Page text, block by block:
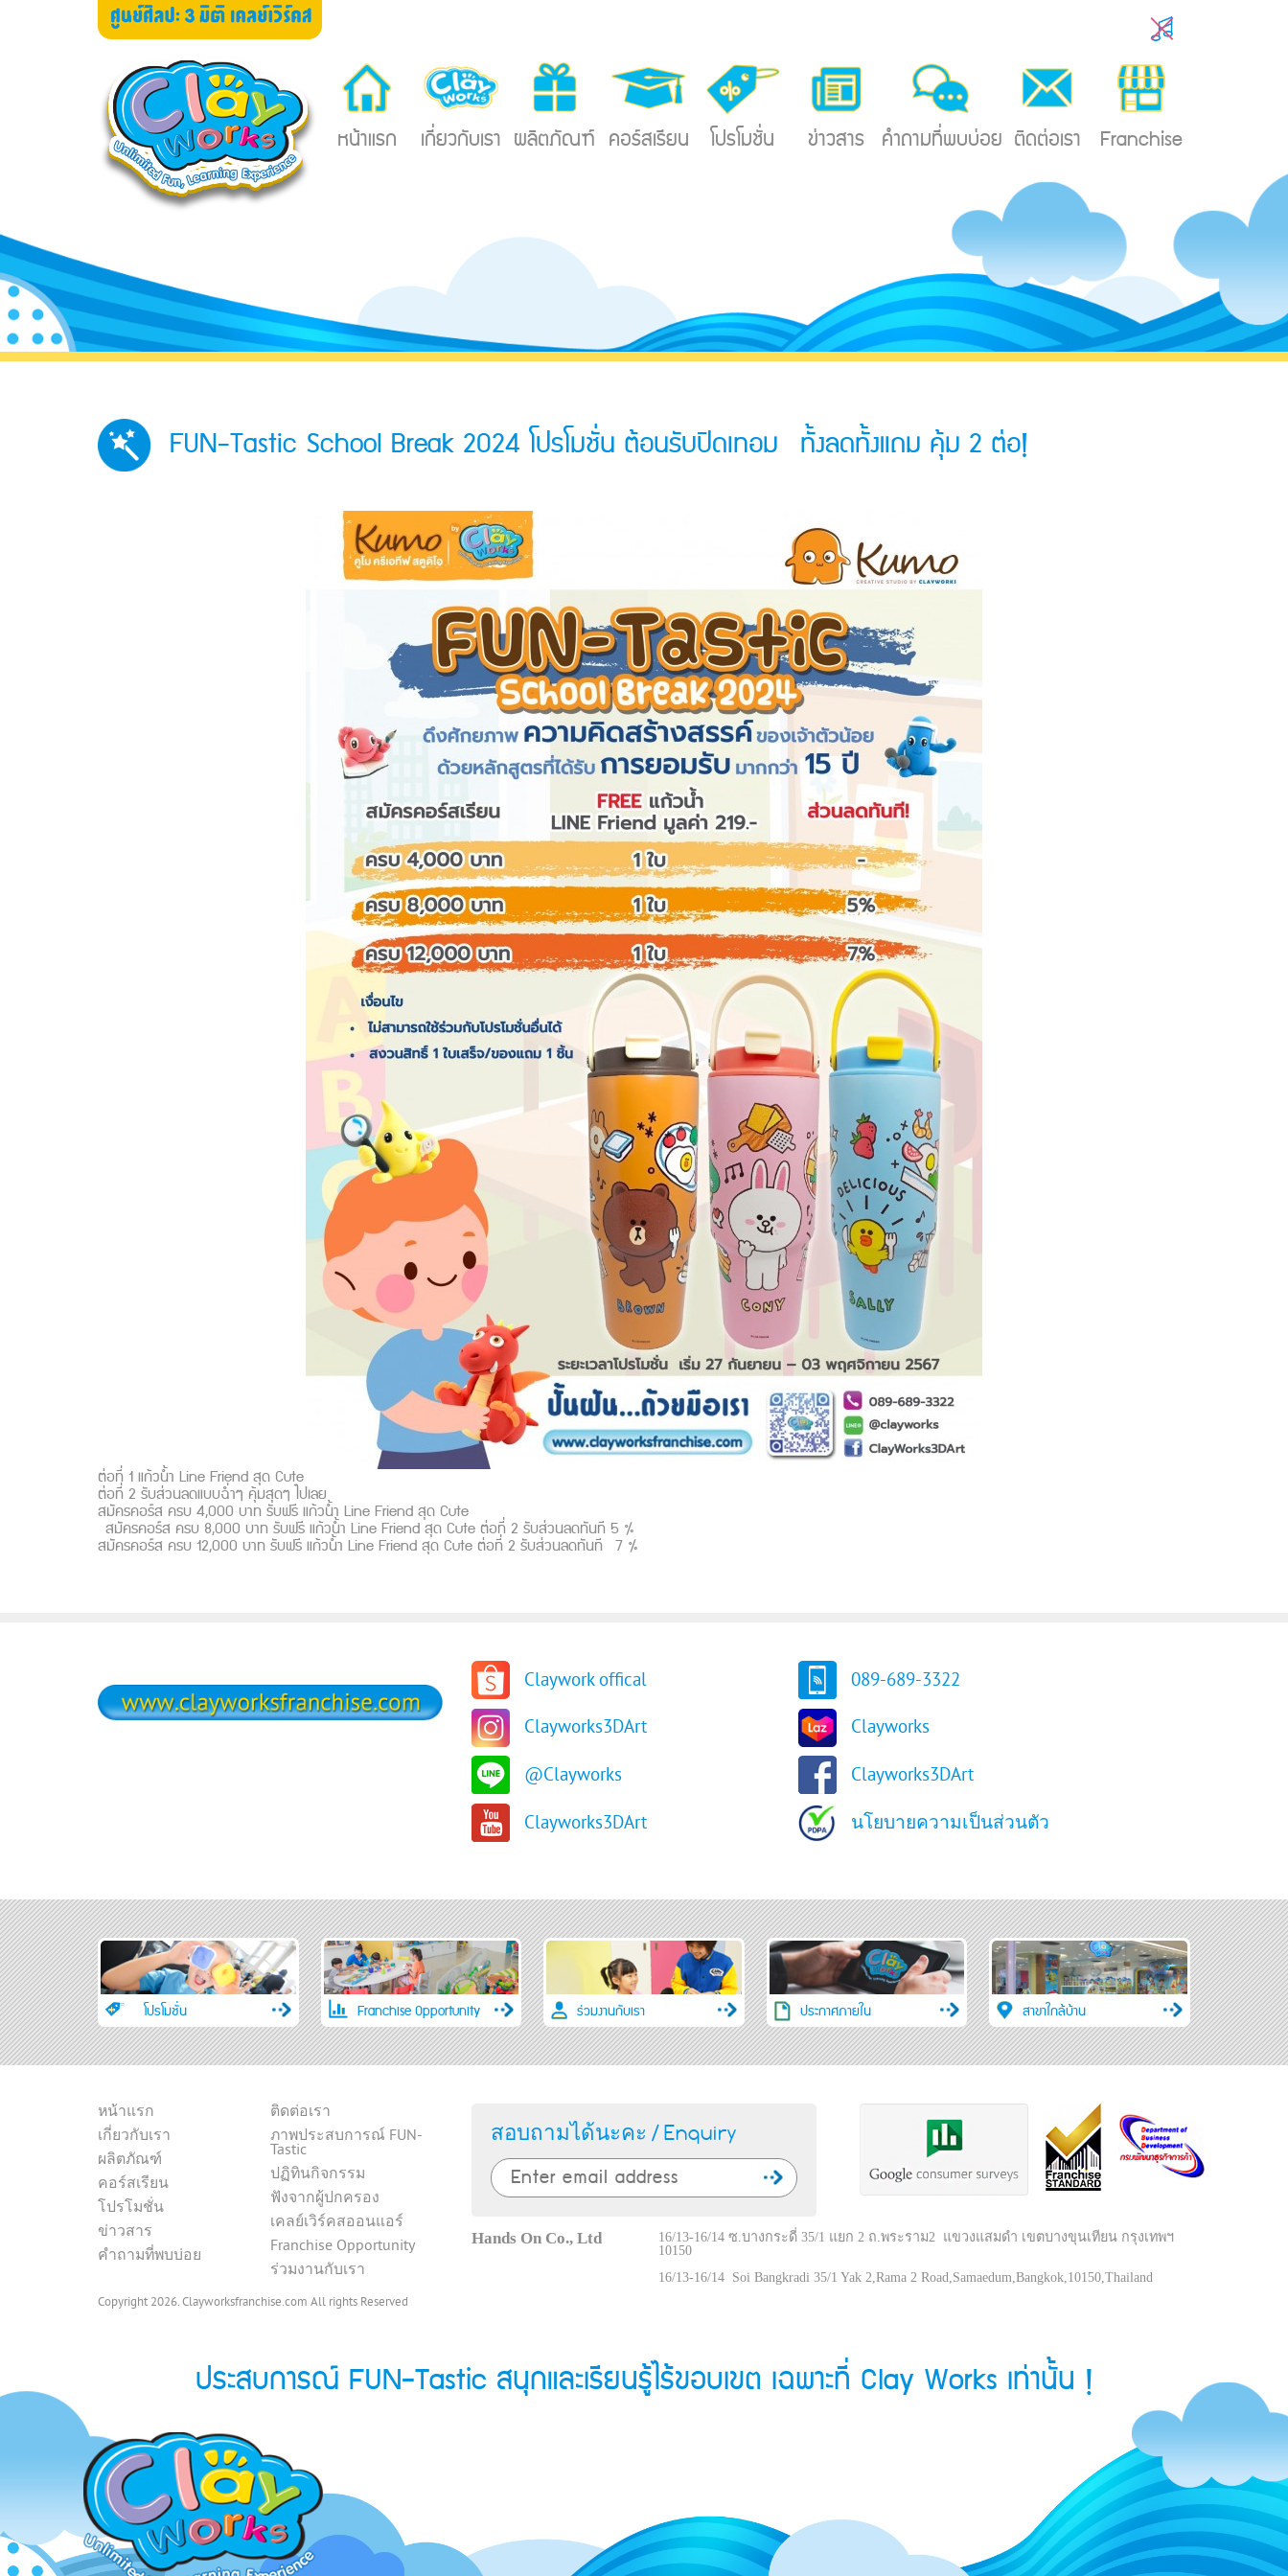
หน้าแรก เกี่ยวกับเรา ผลิตภัณฑ์ คอร์สเรียน โปรโมชั่น ข่าวสาร คำถามที่พบบ่อย ติดต่อเรา Franchise
FUN-Tastic School Break 2024 โปรโมชั่น ต้อนรับปิดเทอม ทั้งลดทั้งแถม คุ้ม 2 ต่อ!
ต่อที่ 1 แก้วน้ำ Line Friend สุด Cute
ต่อที่ 2 รับส่วนลดแบบฉ่ำๆ คุ้มสุดๆ ไปเลย
สมัครคอร์ส ครบ 4,000 บาท รับฟรี แก้วน้ำ Line Friend สุด Cute
สมัครคอร์ส ครบ 8,000 บาท รับฟรี แก้วน้ำ Line Friend สุด Cute ต่อที่ 2 รับส่วนลดทันที 5 %
สมัครคอร์ส ครบ 12,000 บาท รับฟรี แก้วน้ำ Line Friend สุด Cute ต่อที่ 2 รับส่วนลดทันที 7 %
Claywork offical 089-689-3322
Clayworks3DArt Clayworks
@Clayworks Clayworks3DArt
Clayworks3DArt นโยบายความเป็นส่วนตัว
โปรโมชั่น Franchise Opportunity ร่วมงานกับเรา ประกาศภายใน สาขาใกล้บ้าน
หน้าแรก
เกี่ยวกับเรา
ผลิตภัณฑ์
คอร์สเรียน
โปรโมชั่น
ข่าวสาร
คำถามที่พบบ่อย
ติดต่อเรา
ภาพประสบการณ์ FUN-
Tastic
ปฏิทินกิจกรรม
ฟังจากผู้ปกครอง
เคลย์เวิร์คสออนแอร์
Franchise Opportunity
ร่วมงานกับเรา
Copyright 2026. Clayworksfranchise.com All rights Reserved
สอบถามได้นะคะ / Enquiry
Hands On Co., Ltd
16/13-16/14 ซ.บางกระดี่ 35/1 แยก 2 ถ.พระราม2 แขวงแสมดำ เขตบางขุนเทียน กรุงเทพฯ
10150
16/13-16/14 Soi Bangkradi 35/1 Yak 2,Rama 2 Road,Samaedum,Bangkok,10150,Thailand
ประสบการณ์ FUN-Tastic สนุกและเรียนรู้ไร้ขอบเขต เฉพาะที่ Clay Works เท่านั้น !